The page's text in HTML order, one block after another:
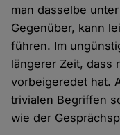
man dasselbe
Gegenüber, kann
führen. Im
längerer Zeit, dass
vorbeigeredet hat.
trivialen Begriffen
wie der